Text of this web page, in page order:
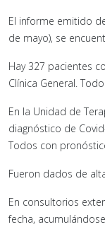
El informe emitido
de mayo), se
Hay 327 pacientes
Clínica General.
En la Unidad de
diagnóstico de
Todos con
Fueron dados de
En consultorios
fecha,